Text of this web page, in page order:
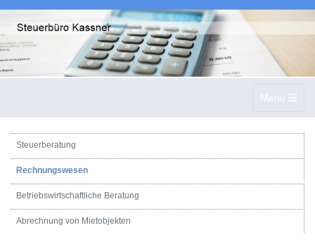
Toggle
Menu
Steuerberatung
Rechnungswesen
Betriebswirtschaftliche Beratung
Abrechnung von Mietobjekten